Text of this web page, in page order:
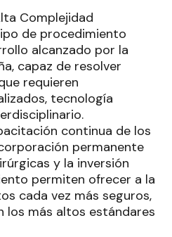
Complejidad
de procedimiento
alcanzado por la
capaz de resolver
requieren
tecnología
continua de los
permanente
y la inversión
permiten ofrecer a la
cada vez más seguros,
los más altos estándares